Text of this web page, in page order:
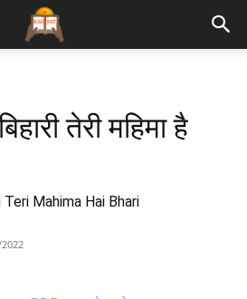
तेरी महिमा है
Mahima Hai Bhari